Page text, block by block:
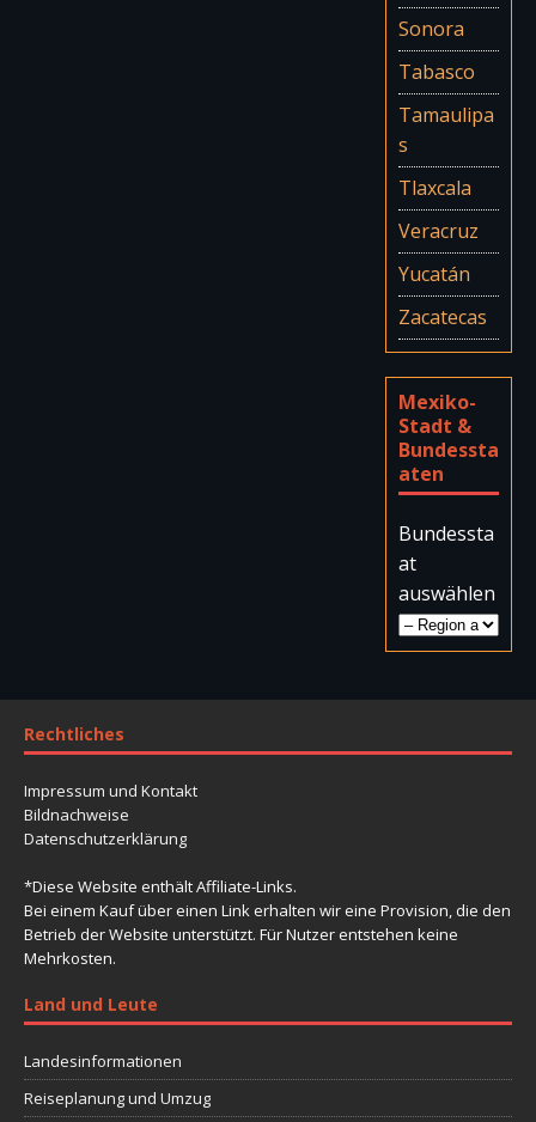
Sonora
Tabasco
Tamaulipa
s
Tlaxcala
Veracruz
Yucatán
Zacatecas
Mexiko-
Stadt &
Bundessta
aten
Bundessta
at
auswählen
Rechtliches
Impressum und Kontakt
Bildnachweise
Datenschutzerklärung
*Diese Website enthält Affiliate-Links.
Bei einem Kauf über einen Link erhalten wir eine Provision, die den
Betrieb der Website unterstützt. Für Nutzer entstehen keine
Mehrkosten.
Land und Leute
Landesinformationen
Reiseplanung und Umzug